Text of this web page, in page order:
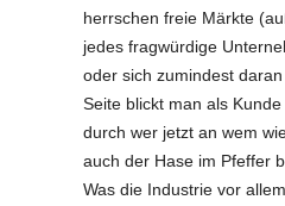
herrschen freie Märkte
jedes fragwürdige
oder sich zumindest
Seite blickt man als
durch wer jetzt an wem
auch der Hase im Pfeffer
Was die Industrie vor